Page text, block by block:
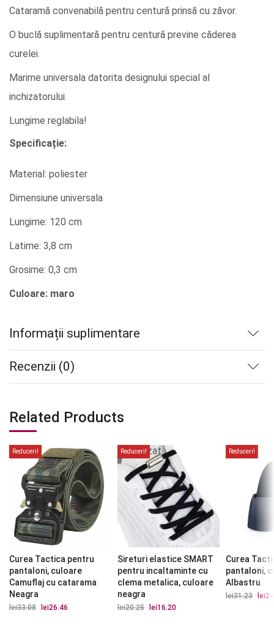
Cataramă convenabilă pentru centură prinsă cu zăvor.
O buclă suplimentară pentru centură previne căderea
curelei.
Marime universala datorita designului special al
inchizatorului.
Lungime reglabila!
Specificație:
Material: poliester
Dimensiune universala
Lungime: 120 cm
Latime: 3,8 cm
Grosime: 0,3 cm
Culoare: maro
Informații suplimentare
Recenzii (0)
Related Products
Reduceri!
Curea Tactica pentru
pantaloni, culoare
Camuflaj cu catarama
Neagra
lei33.08
Prețul
lei26.46
Reduceri!
epuizat
Sireturi elastice SMART
pentru incaltaminte cu
clema metalica, culoare
neagra
lei20.25
Prețul
lei16.20
Reduceri!
Curea
pantaloni,
Albastru
lei31.23 lei